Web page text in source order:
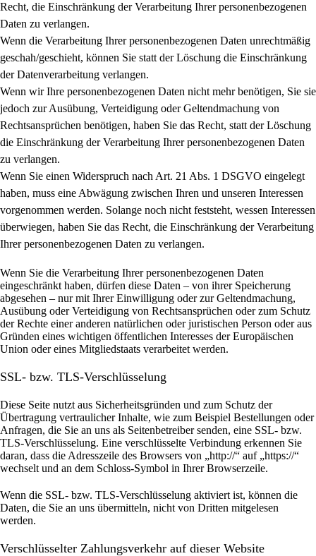
Recht, die Einschränkung der Verarbeitung Ihrer personenbezogenen
Daten zu verlangen.
Wenn die Verarbeitung Ihrer personenbezogenen Daten unrechtmäßig
geschah/geschieht, können Sie statt der Löschung die Einschränkung
der Datenverarbeitung verlangen.
Wenn wir Ihre personenbezogenen Daten nicht mehr benötigen, Sie sie
jedoch zur Ausübung, Verteidigung oder Geltendmachung von
Rechtsansprüchen benötigen, haben Sie das Recht, statt der Löschung
die Einschränkung der Verarbeitung Ihrer personenbezogenen Daten
zu verlangen.
Wenn Sie einen Widerspruch nach Art. 21 Abs. 1 DSGVO eingelegt
haben, muss eine Abwägung zwischen Ihren und unseren Interessen
vorgenommen werden. Solange noch nicht feststeht, wessen Interessen
überwiegen, haben Sie das Recht, die Einschränkung der Verarbeitung
Ihrer personenbezogenen Daten zu verlangen.
Wenn Sie die Verarbeitung Ihrer personenbezogenen Daten
eingeschränkt haben, dürfen diese Daten – von ihrer Speicherung
abgesehen – nur mit Ihrer Einwilligung oder zur Geltendmachung,
Ausübung oder Verteidigung von Rechtsansprüchen oder zum Schutz
der Rechte einer anderen natürlichen oder juristischen Person oder aus
Gründen eines wichtigen öffentlichen Interesses der Europäischen
Union oder eines Mitgliedstaats verarbeitet werden.
SSL- bzw. TLS-Verschlüsselung
Diese Seite nutzt aus Sicherheitsgründen und zum Schutz der
Übertragung vertraulicher Inhalte, wie zum Beispiel Bestellungen oder
Anfragen, die Sie an uns als Seitenbetreiber senden, eine SSL- bzw.
TLS-Verschlüsselung. Eine verschlüsselte Verbindung erkennen Sie
daran, dass die Adresszeile des Browsers von „http://“ auf „https://“
wechselt und an dem Schloss-Symbol in Ihrer Browserzeile.
Wenn die SSL- bzw. TLS-Verschlüsselung aktiviert ist, können die
Daten, die Sie an uns übermitteln, nicht von Dritten mitgelesen
werden.
Verschlüsselter Zahlungsverkehr auf dieser Website